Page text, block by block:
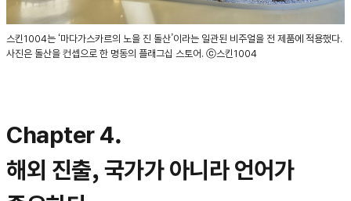
스킨1004는 ‘마다가스카르의 노을 진 돌산’이라는 일관된 비주얼을 전 제품에 적용했다.
사진은 돌산을 컨셉으로 한 명동의 플래그십 스토어. ⓒ스킨1004
Chapter 4.
해외 진출, 국가가 아니라 언어가